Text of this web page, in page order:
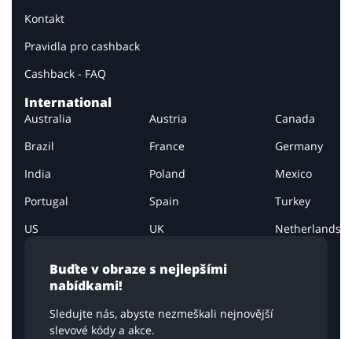
Buďte v obraze s nejlepšími
nabídkami!
Sledujte nás, abyste nezmeškali nejnovější
slevové kódy a akce.
Kontakt
Pravidla pro cashback
Cashback - FAQ
International
Australia Austria
Canada
Brazil
France
Germany
India
Poland
Mexico
Portugal
Spain
Turkey
US
UK Netherlands